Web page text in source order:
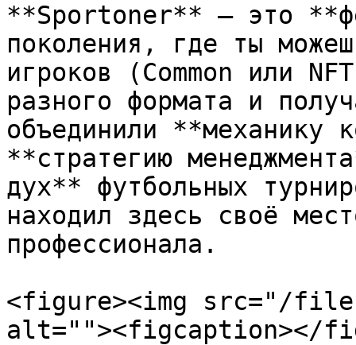
**Sportoner** — это
поколения, где ты
игроков (Common или
разного формата и
объединили **механику
**стратегию
дух** футбольных
находил здесь своё
профессионала.
<figure><img src="/files/
alt=""><figcaption></